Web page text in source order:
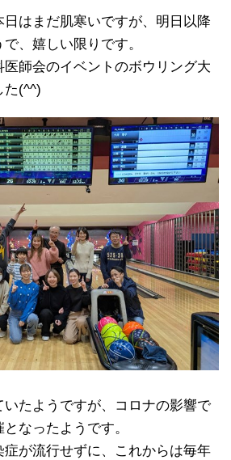
はまだ肌寒いですが、明日以降
、嬉しい限りです。
医師会のイベントのボウリング大
た(⁠^⁠^⁠)
いたようですが、コロナの影響で
なったようです。
症が流行せずに、これからは毎年